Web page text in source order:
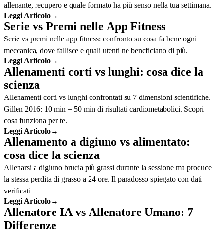
allenante, recupero e quale formato ha più senso nella tua settimana.
Leggi Articolo→
Serie vs Premi nelle App Fitness
Serie vs premi nelle app fitness: confronto su cosa fa bene ogni
meccanica, dove fallisce e quali utenti ne beneficiano di più.
Leggi Articolo→
Allenamenti corti vs lunghi: cosa dice la
scienza
Allenamenti corti vs lunghi confrontati su 7 dimensioni scientifiche.
Gillen 2016: 10 min = 50 min di risultati cardiometabolici. Scopri
cosa funziona per te.
Leggi Articolo→
Allenamento a digiuno vs alimentato:
cosa dice la scienza
Allenarsi a digiuno brucia più grassi durante la sessione ma produce
la stessa perdita di grasso a 24 ore. Il paradosso spiegato con dati
verificati.
Leggi Articolo→
Allenatore IA vs Allenatore Umano: 7
Differenze